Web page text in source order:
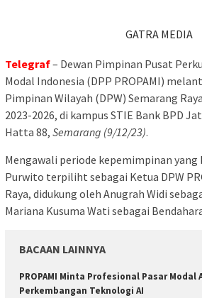
GATRA MEDIA
Telegraf– Dewan Pimpinan Pusat
Modal Indonesia (DPP PROPAMI)
Pimpinan Wilayah (DPW) Semarang
2023-2026, di kampus STIE Bank BPD
Hatta 88, Semarang (9/12/23).
Mengawali periode kepemimpinan yang
Purwito terpiliht sebagai Ketua DPW
Raya, didukung oleh Anugrah Widi
Mariana Kusuma Wati sebagai
BACAAN LAINNYA
PROPAMI Minta Profesional Pasar
Perkembangan Teknologi AI